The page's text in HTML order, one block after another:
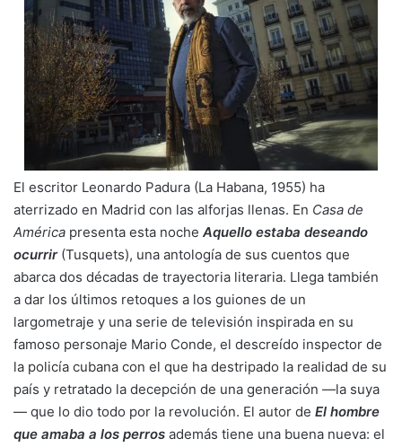
El escritor Leonardo Padura (La Habana, 1955) ha
aterrizado en Madrid con las alforjas llenas. En Casa de
América presenta esta noche Aquello estaba deseando
ocurrir(Tusquets), una antología de sus cuentos que
abarca dos décadas de trayectoria literaria. Llega también
a dar los últimos retoques a los guiones de un
largometraje y una serie de televisión inspirada en su
famoso personaje Mario Conde, el descreído inspector de
la policía cubana con el que ha destripado la realidad de su
país y retratado la decepción de una generación —la suya
— que lo dio todo por la revolución. El autor de El hombre
que amaba a los perros además tiene una buena nueva: el